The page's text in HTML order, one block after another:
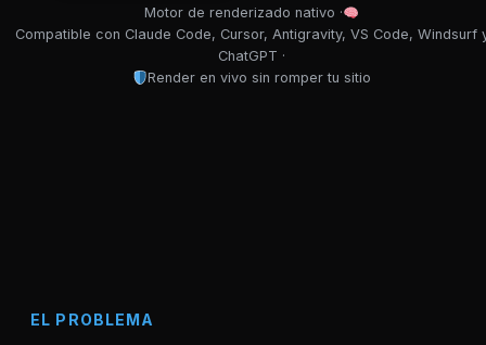
Motor de renderizado nativo ·
Compatible con Claude Code, Cursor, Antigravity, VS Code, Windsurf
ChatGPT ·
Render en vivo sin romper tu sitio
EL PROBLEMA